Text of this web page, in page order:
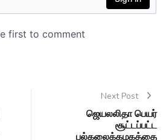
Next Post
ஜெயலலிதா பெயர்
சூட்டப்பட்ட
பல்கலைக்கழகத்தை